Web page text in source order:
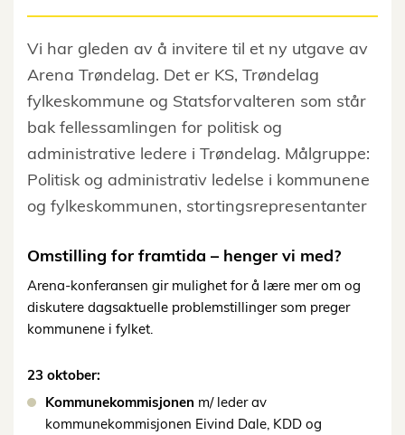
Vi har gleden av å invitere til et ny utgave av
Arena Trøndelag. Det er KS, Trøndelag
fylkeskommune og Statsforvalteren som står
bak fellessamlingen for politisk og
administrative ledere i Trøndelag. Målgruppe:
Politisk og administrativ ledelse i kommunene
og fylkeskommunen, stortingsrepresentanter
Omstilling for framtida – henger vi med?
Arena-konferansen gir mulighet for å lære mer om og
diskutere dagsaktuelle problemstillinger som preger
kommunene i fylket.
23 oktober:
Kommunekommisjonen m/ leder av
kommunekommisjonen Eivind Dale, KDD og